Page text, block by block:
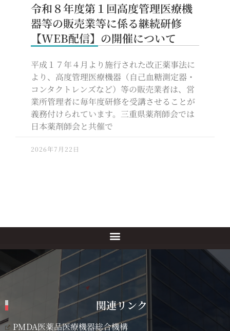
令和８年度第１回高度管理医療機
器等の販売業等に係る継続研修
【WEB配信】の開催について
平成１７年４月より施行された改正薬事法に
より、高度管理医療機器（自己血糖測定器・
コンタクトレンズなど）等の販売業者は、営
業所管理者に毎年度研修を受講させることが
義務付けられています。三重県薬剤師会では
日本薬剤師会と共催で
2026年7月22日
関連リンク
PMDA医薬品医療機器総合機構